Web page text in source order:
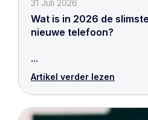
31 Juli 2026
Wat is in 2026 de
nieuwe telefoon?
...
Artikel verder lezen